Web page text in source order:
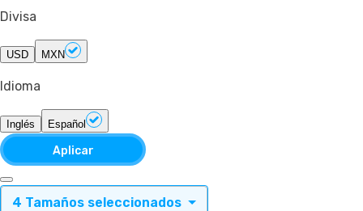
Divisa
USD MXN
Idioma
Inglés Español
Aplicar
4 Tamaños seleccionados